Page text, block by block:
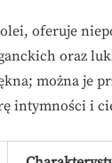
oferuje
oraz
można je
intymności i